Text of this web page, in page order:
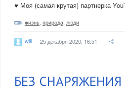
♥ Моя (самая крутая) партнерка
жизнь природа люди
will 25 декабря 2020, 16:51
БЕЗ СНАРЯЖЕНИЯ